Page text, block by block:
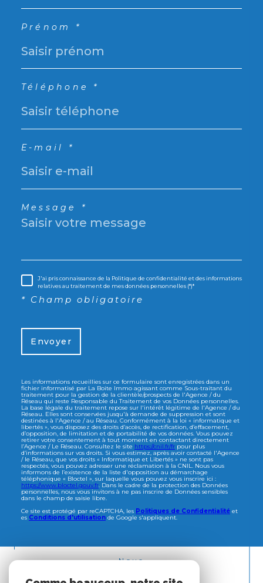
Prénom *
Téléphone *
E-mail *
Message *
J'ai pris connaissance de la Politique de confidentialité et des informations
relatives au traitement de mes données personnelles (*)*
* Champ obligatoire
Envoyer
Les informations recueillies sur ce formulaire sont enregistrées dans un
fichier informatisé par La Boite Immo agissant comme Sous-traitant du
traitement pour la gestion de la clientèle/prospects de l'Agence / du
Réseau qui reste Responsable du Traitement de vos Données personnelles.
La base légale du traitement repose sur l'intérêt légitime de l'Agence / du
Réseau. Elles sont conservées jusqu'à demande de suppression et sont
destinées à l'Agence / au Réseau. Conformément à la loi « informatique et
libertés », vous disposez des droits d’accès, de rectification, d’effacement,
d’opposition, de limitation et de portabilité de vos données. Vous pouvez
retirer votre consentement à tout moment en contactant directement
l’Agence / Le Réseau. Consultez le site https://cnil.fr/fr pour plus
d’informations sur vos droits. Si vous estimez, après avoir contacté l'Agence
/ le Réseau, que vos droits « Informatique et Libertés » ne sont pas
respectés, vous pouvez adresser une réclamation à la CNIL. Nous vous
informons de l’existence de la liste d'opposition au démarchage
téléphonique « Bloctel », sur laquelle vous pouvez vous inscrire ici :
https://www.bloctel.gouv.fr. Dans le cadre de la protection des Données
personnelles, nous vous invitons à ne pas inscrire de Données sensibles
dans le champ de saisie libre.
Ce site est protégé par reCAPTCHA, les Politiques de Confidentialité et
es Conditions d'utilisation de Google s'appliquent.
Nous